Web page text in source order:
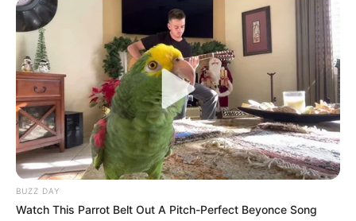
BUZZ DAY
Watch This Parrot Belt Out A Pitch-Perfect Beyonce Song